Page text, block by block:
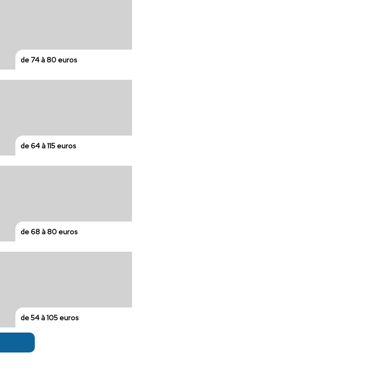
de 74 à 80 euros
de 64 à 115 euros
de 68 à 80 euros
de 54 à 105 euros